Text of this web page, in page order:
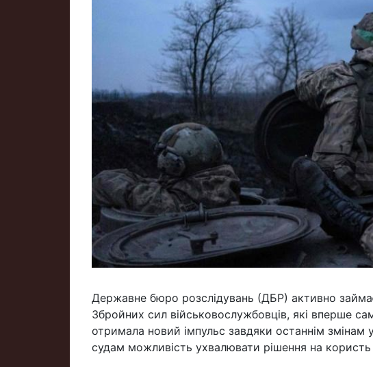
Державне бюро розслідувань (ДБР) активно
Збройних сил військовослужбовців, які вперше
отримала новий імпульс завдяки останнім змінам
судам можливість ухвалювати рішення на